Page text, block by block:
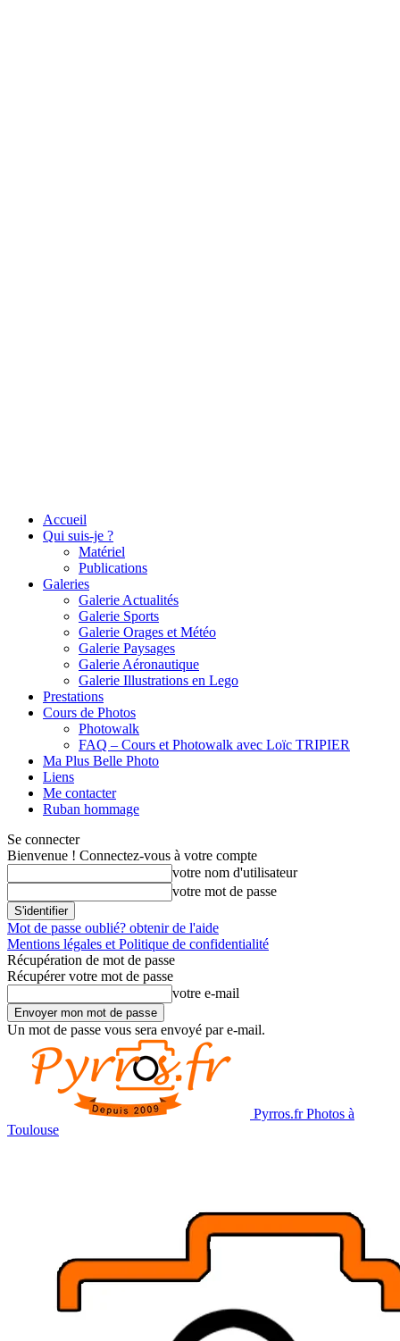
Accueil
Qui suis-je ?
Matériel
Publications
Galeries
Galerie Actualités
Galerie Sports
Galerie Orages et Météo
Galerie Paysages
Galerie Aéronautique
Galerie Illustrations en Lego
Prestations
Cours de Photos
Photowalk
FAQ – Cours et Photowalk avec Loïc TRIPIER
Ma Plus Belle Photo
Liens
Me contacter
Ruban hommage
Se connecter
Bienvenue ! Connectez-vous à votre compte
votre nom d'utilisateur
votre mot de passe
Mot de passe oublié? obtenir de l'aide
Mentions légales et Politique de confidentialité
Récupération de mot de passe
Récupérer votre mot de passe
votre e-mail
Un mot de passe vous sera envoyé par e-mail.
Pyrros.fr Photos à
Toulouse